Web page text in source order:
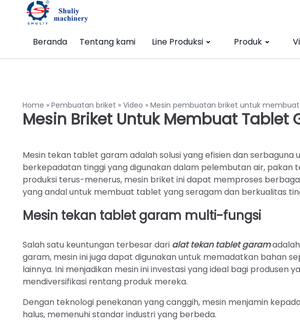
Beranda Tentang kami Line Produksi Produk
Home » Pembuatan briket » Video » Mesin pembuatan briket untuk
Mesin Briket Untuk Membuat Tablet
Mesin tekan tablet garam adalah solusi yang efisien dan
berkepadatan tinggi yang digunakan dalam pelembutan air, pakan
produksi terus-menerus, mesin briket ini dapat memproses
yang andal untuk membuat tablet yang seragam dan berkualitas
Mesin tekan tablet garam multi-fungsi
Salah satu keuntungan terbesar dari alat tekan tablet garam
garam, mesin ini juga dapat digunakan untuk memadatkan bahan
lainnya. Ini menjadikan mesin ini investasi yang ideal bagi produsen
mendiversifikasi rentang produk mereka.
Dengan teknologi penekanan yang canggih, mesin menjamin
halus, memenuhi standar industri yang berbeda.